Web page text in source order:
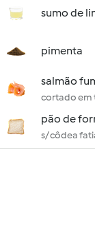
sumo de
pimenta
salmão
cortado em
pão de
s/ côdea